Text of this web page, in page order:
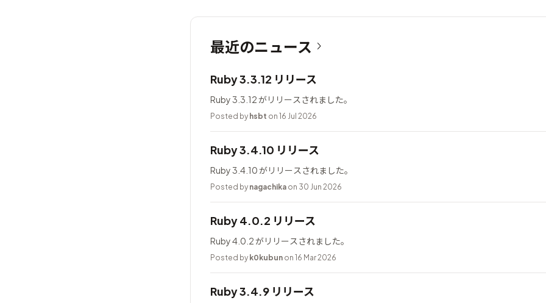
最近のニュース
Ruby 3.3.12 リリース
Ruby 3.3.12 がリリースされました。
Posted by hsbt on 16 Jul 2026
Ruby 3.4.10 リリース
Ruby 3.4.10 がリリースされました。
Posted by nagachika on 30 Jun 2026
Ruby 4.0.2 リリース
Ruby 4.0.2 がリリースされました。
Posted by k0kubun on 16 Mar 2026
Ruby 3.4.9 リリース